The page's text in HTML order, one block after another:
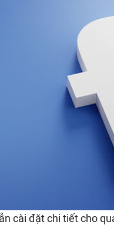
cài đặt chi tiết cho